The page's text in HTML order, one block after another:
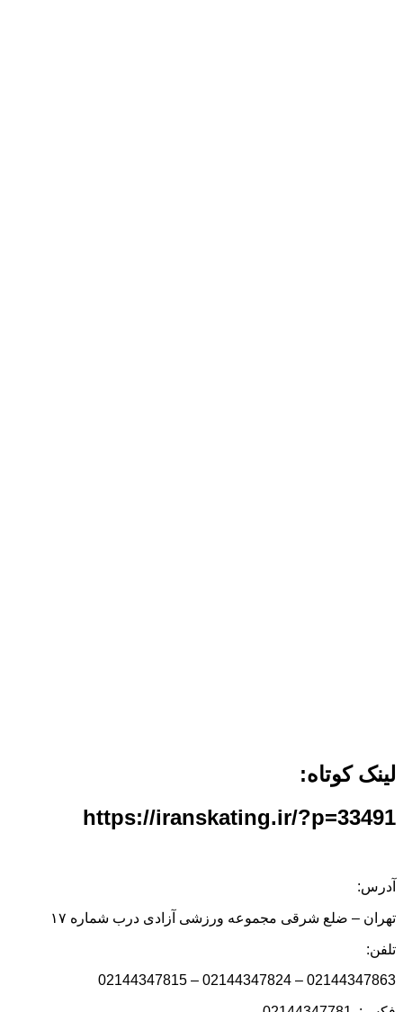
لینک کوتاه:
https://iranskating.ir/?p=33491
آدرس:
تهران – ضلع شرقی مجموعه ورزشی آزادی درب شماره ۱۷
تلفن:
02144347863 – 02144347824 – 02144347815